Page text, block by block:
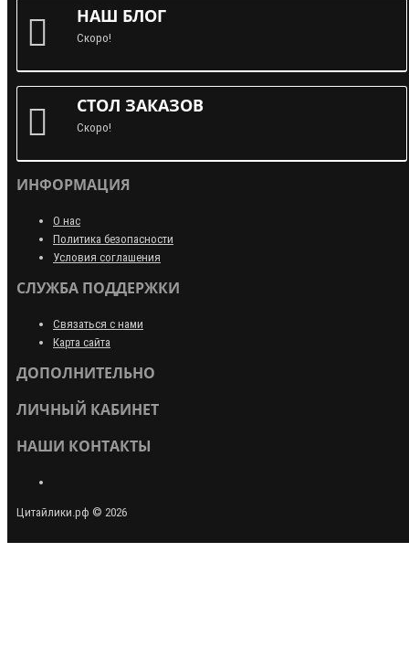
НАШ БЛОГ
Скоро!
СТОЛ ЗАКАЗОВ
Скоро!
ИНФОРМАЦИЯ
О нас
Политика безопасности
Условия соглашения
СЛУЖБА ПОДДЕРЖКИ
Связаться с нами
Карта сайта
ДОПОЛНИТЕЛЬНО
ЛИЧНЫЙ КАБИНЕТ
НАШИ КОНТАКТЫ
Цитайлики.рф © 2026